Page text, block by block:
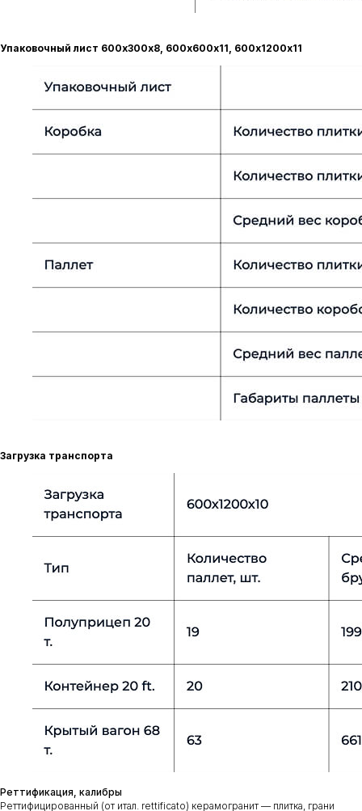
Упаковочный лист 600х300х8, 600х600х11, 600х1200х11
Загрузка транспорта
Реттификация, калибры
Реттифицированный (от итал. rettificato) керамогранит — плитка, грани